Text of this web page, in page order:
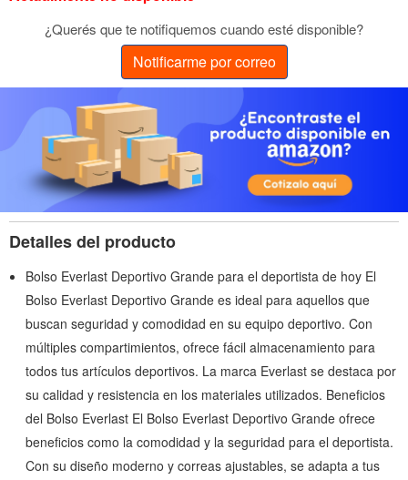
¿Querés que te notifiquemos cuando esté disponible?
Notificarme por correo
Detalles del producto
Bolso Everlast Deportivo Grande para el deportista de hoy El
Bolso Everlast Deportivo Grande es ideal para aquellos que
buscan seguridad y comodidad en su equipo deportivo. Con
múltiples compartimientos, ofrece fácil almacenamiento para
todos tus artículos deportivos. La marca Everlast se destaca por
su calidad y resistencia en los materiales utilizados. Beneficios
del Bolso Everlast El Bolso Everlast Deportivo Grande ofrece
beneficios como la comodidad y la seguridad para el deportista.
Con su diseño moderno y correas ajustables, se adapta a tus